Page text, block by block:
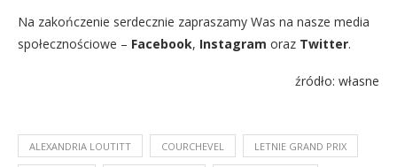
Na zakończenie serdecznie zapraszamy Was na nasze media
społecznościowe – Facebook, Instagram oraz Twitter.
źródło: własne
ALEXANDRIA LOUTITT COURCHEVEL LETNIE GRAND PRIX